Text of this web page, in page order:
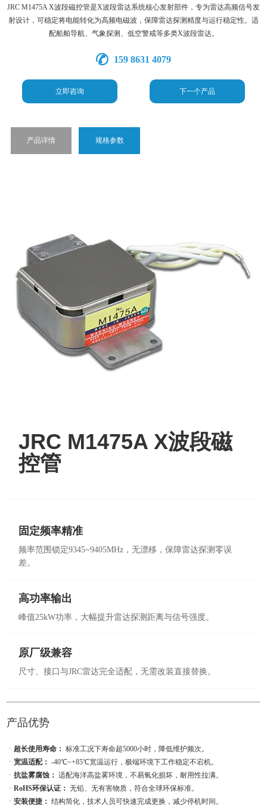
JRC M1475A X波段磁控管是X波段雷达系统核心发射部件，专为雷达高频信号发
射设计，可稳定将电能转化为高频电磁波，保障雷达探测精度与运行稳定性。适
配船舶导航、气象探测、低空警戒等多类X波段雷达。
159 8631 4079
立即咨询 下一个产品
产品详情 规格参数
JRC M1475A X波段磁
控管
固定频率精准
频率范围锁定9345~9405MHz，无漂移，保障雷达探测零误
差。
高功率输出
峰值25kW功率，大幅提升雷达探测距离与信号强度。
原厂级兼容
尺寸、接口与JRC雷达完全适配，无需改装直接替换。
产品优势
ㆍ超长使用寿命： 标准工况下寿命超5000小时，降低维护频次。
ㆍ宽温适配： -40℃~+85℃宽温运行，极端环境下工作稳定不宕机。
ㆍ抗盐雾腐蚀： 适配海洋高盐雾环境，不易氧化损坏，耐用性拉满。
ㆍRoHS环保认证： 无铅、无有害物质，符合全球环保标准。
ㆍ安装便捷： 结构简化，技术人员可快速完成更换，减少停机时间。